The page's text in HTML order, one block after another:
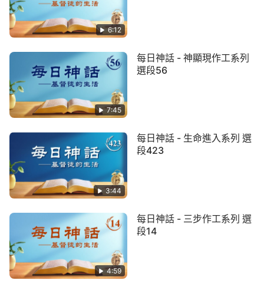
和華的基礎上，他没有開展新的工作，他完全是按照
耶和華的話去實行的，按照耶和華所作的工作，按照
以賽亞所説的預言去作工，那耶穌就不是
他若作這樣的工作，他就是一個律法時代的使徒或工
人。就按你所説的耶穌就不能開闢時代，也不能另外
作工作，就像聖靈非得以耶和華為主來作工，除了耶
和華聖靈不作更新的工作，人如果對耶穌的工作這樣
耶和華説的，都是按照以賽亞的預言作的，那你説耶
穌是神道成肉身呢，還是屬于先知呢？按這種説法就
没有恩典時代了，耶穌也不算道成肉身，因為他作的
工作不能代表恩典時代，只代表舊約律法時代。只有
耶穌來了作新的工作，開展新的時代，而且打破以前
在以色列作的工作，不按照在以色列耶和華所作的工
作去作，不按照他的老舊規條作，不套任何的規條，
他作他該作的新的工作，這是新的時代。神自己來開
闢時代，而且神自己來結束時代，人不能作開展時代
6:12
7:45
每日神話 - 神顯現作工系列
選段56
3:44
每日神話 - 生命進入系列 選
段423
4:59
每日神話 - 三步作工系列 選
段14